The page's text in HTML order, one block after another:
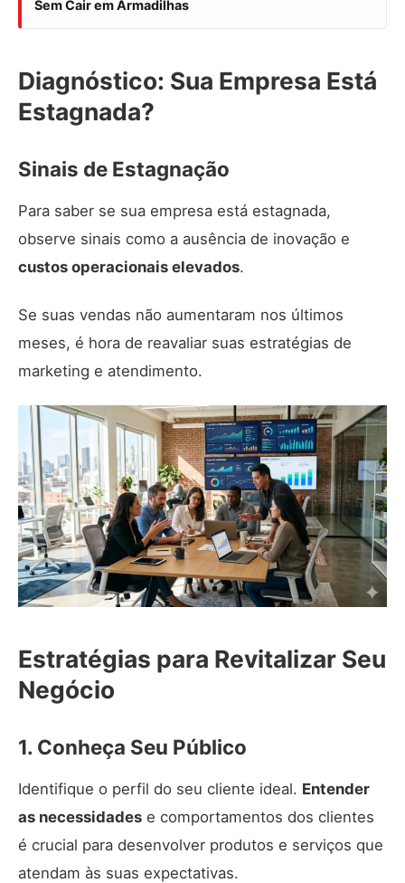
Sem Cair em Armadilhas
Diagnóstico: Sua Empresa Está
Estagnada?
Sinais de Estagnação
Para saber se sua empresa está estagnada,
observe sinais como a ausência de inovação e
custos operacionais elevados.
Se suas vendas não aumentaram nos últimos
meses, é hora de reavaliar suas estratégias de
marketing e atendimento.
Estratégias para Revitalizar Seu
Negócio
1. Conheça Seu Público
Identifique o perfil do seu cliente ideal. Entender
as necessidades e comportamentos dos clientes
é crucial para desenvolver produtos e serviços que
atendam às suas expectativas.